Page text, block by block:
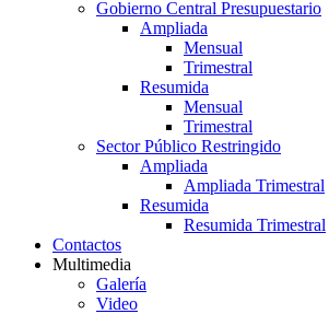
Gobierno Central Presupuestario
Ampliada
Mensual
Trimestral
Resumida
Mensual
Trimestral
Sector Público Restringido
Ampliada
Ampliada Trimestral
Resumida
Resumida Trimestral
Contactos
Multimedia
Galería
Video